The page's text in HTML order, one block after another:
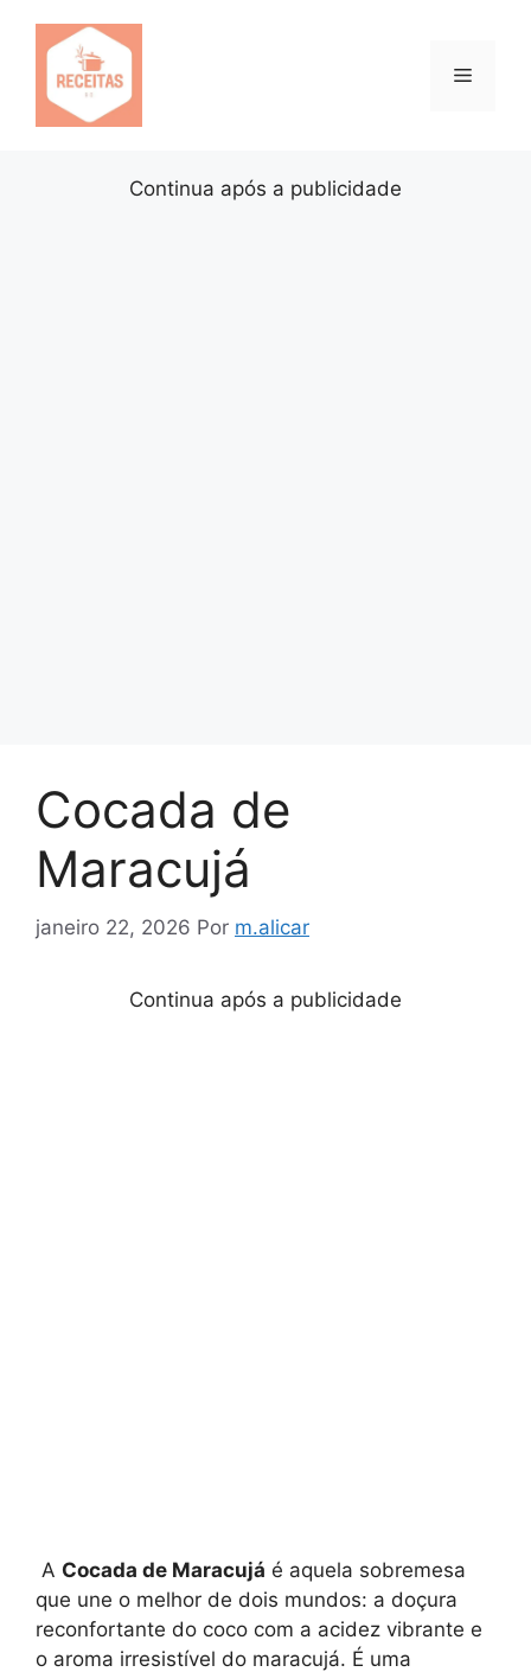
conteúdo
Menu
Continua após a publicidade
Cocada de
Maracujá
janeiro 22, 2026 Por m.alicar
Continua após a publicidade
A Cocada de Maracujá é aquela sobremesa
que une o melhor de dois mundos: a doçura
reconfortante do coco com a acidez vibrante e
o aroma irresistível do maracujá. É uma